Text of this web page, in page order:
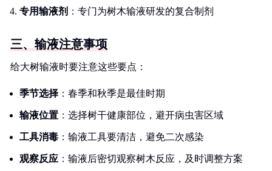
专用输液剂 ：专门为树木输液研发的复合制剂
三、输液注意事项
给大树输液时要注意这些要点：
季节选择 ：春季和秋季是最佳时期
输液位置 ：选择树干健康部位，避开病虫害区域
工具消毒 ：输液工具要清洁，避免二次感染
观察反应 ：输液后密切观察树木反应，及时调整方案